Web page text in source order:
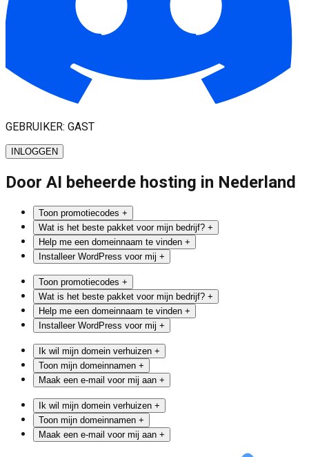
GEBRUIKER: GAST
INLOGGEN
Door AI beheerde hosting in Nederland
Toon promotiecodes +
Wat is het beste pakket voor mijn bedrijf? +
Help me een domeinnaam te vinden +
Installeer WordPress voor mij +
Toon promotiecodes +
Wat is het beste pakket voor mijn bedrijf? +
Help me een domeinnaam te vinden +
Installeer WordPress voor mij +
Ik wil mijn domein verhuizen +
Toon mijn domeinnamen +
Maak een e-mail voor mij aan +
Ik wil mijn domein verhuizen +
Toon mijn domeinnamen +
Maak een e-mail voor mij aan +